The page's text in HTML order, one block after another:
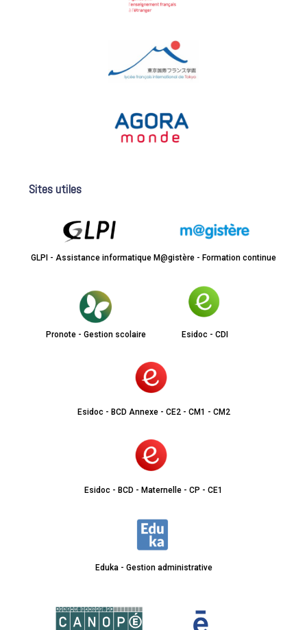
Sites utiles
GLPI - Assistance informatique M@gistère - Formation continue
Pronote - Gestion scolaire Esidoc - CDI
Esidoc - BCD Annexe - CE2 - CM1 - CM2
Esidoc - BCD - Maternelle - CP - CE1
Eduka - Gestion administrative